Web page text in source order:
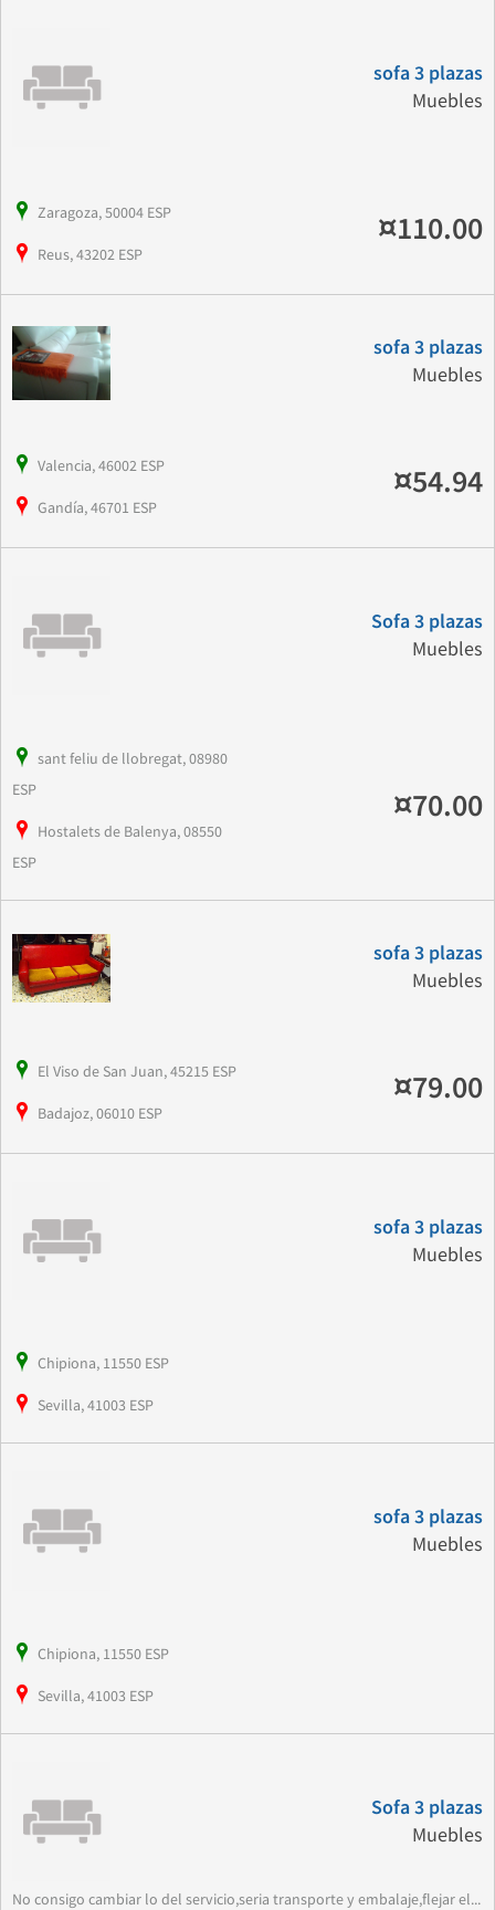
sofa 3 plazas
Muebles
Zaragoza, 50004 ESP
Reus, 43202 ESP
¤110.00
sofa 3 plazas
Muebles
Valencia, 46002 ESP
Gandía, 46701 ESP
¤54.94
Sofa 3 plazas
Muebles
sant feliu de llobregat, 08980
ESP
Hostalets de Balenya, 08550
ESP
¤70.00
sofa 3 plazas
Muebles
El Viso de San Juan, 45215 ESP
Badajoz, 06010 ESP
¤79.00
sofa 3 plazas
Muebles
Chipiona, 11550 ESP
Sevilla, 41003 ESP
sofa 3 plazas
Muebles
Chipiona, 11550 ESP
Sevilla, 41003 ESP
Sofa 3 plazas
Muebles
No consigo cambiar lo del servicio,seria transporte y embalaje,flejar el...